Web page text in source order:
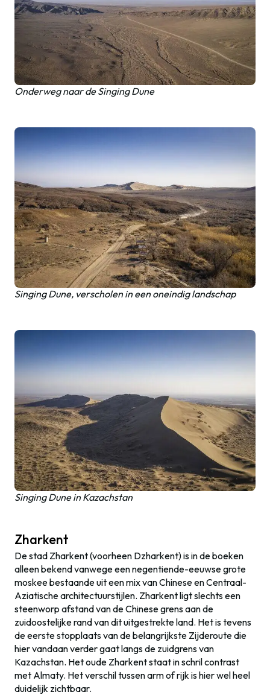
Onderweg naar de Singing Dune
Singing Dune, verscholen in een oneindig landschap
Singing Dune in Kazachstan
Zharkent
De stad Zharkent (voorheen Dzharkent) is in de boeken
alleen bekend vanwege een negentiende-eeuwse grote
moskee bestaande uit een mix van Chinese en Centraal-
Aziatische architectuurstijlen. Zharkent ligt slechts een
steenworp afstand van de Chinese grens aan de
zuidoostelijke rand van dit uitgestrekte land. Het is tevens
de eerste stopplaats van de belangrijkste Zijderoute die
hier vandaan verder gaat langs de zuidgrens van
Kazachstan. Het oude Zharkent staat in schril contrast
met Almaty. Het verschil tussen arm of rijk is hier wel heel
duidelijk zichtbaar.